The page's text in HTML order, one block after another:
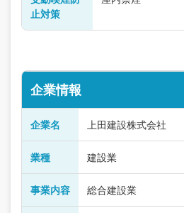
止対策
企業情報
企業名 上田建設株式会社
業種 建設業
事業内容 総合建設業